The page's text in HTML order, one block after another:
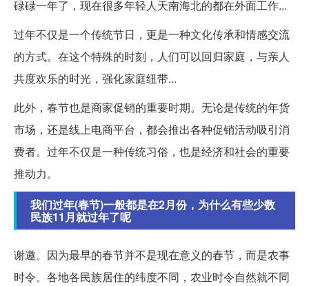
碌碌一年了，现在很多年轻人天南海北的都在外面工作...
过年不仅是一个传统节日，更是一种文化传承和情感交流
的方式。在这个特殊的时刻，人们可以回归家庭，与亲人
共度欢乐的时光，强化家庭纽带...
此外，春节也是商家促销的重要时期。无论是传统的年货
市场，还是线上电商平台，都会推出各种促销活动吸引消
费者。过年不仅是一种传统习俗，也是经济和社会的重要
推动力。
我们过年(春节)一般都是在2月份，为什么有些少数
民族11月就过年了呢
谢邀。因为最早的春节并不是现在意义的春节，而是农事
时令。各地各民族居住的纬度不同，农业时令自然就不同